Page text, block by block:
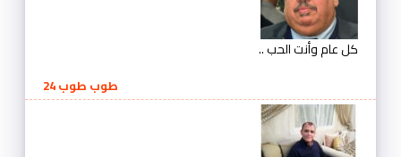
كل عام وأنت الحب ..
طوب طوب 24